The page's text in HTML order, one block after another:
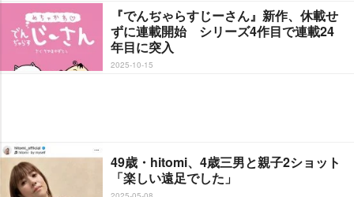
『でんぢゃらすじーさん』新作、休載せ
ずに連載開始 シリーズ4作目で連載24
年目に突入
2025-10-15
49歳・hitomi、4歳三男と親子2ショット
「楽しい遠足でした」